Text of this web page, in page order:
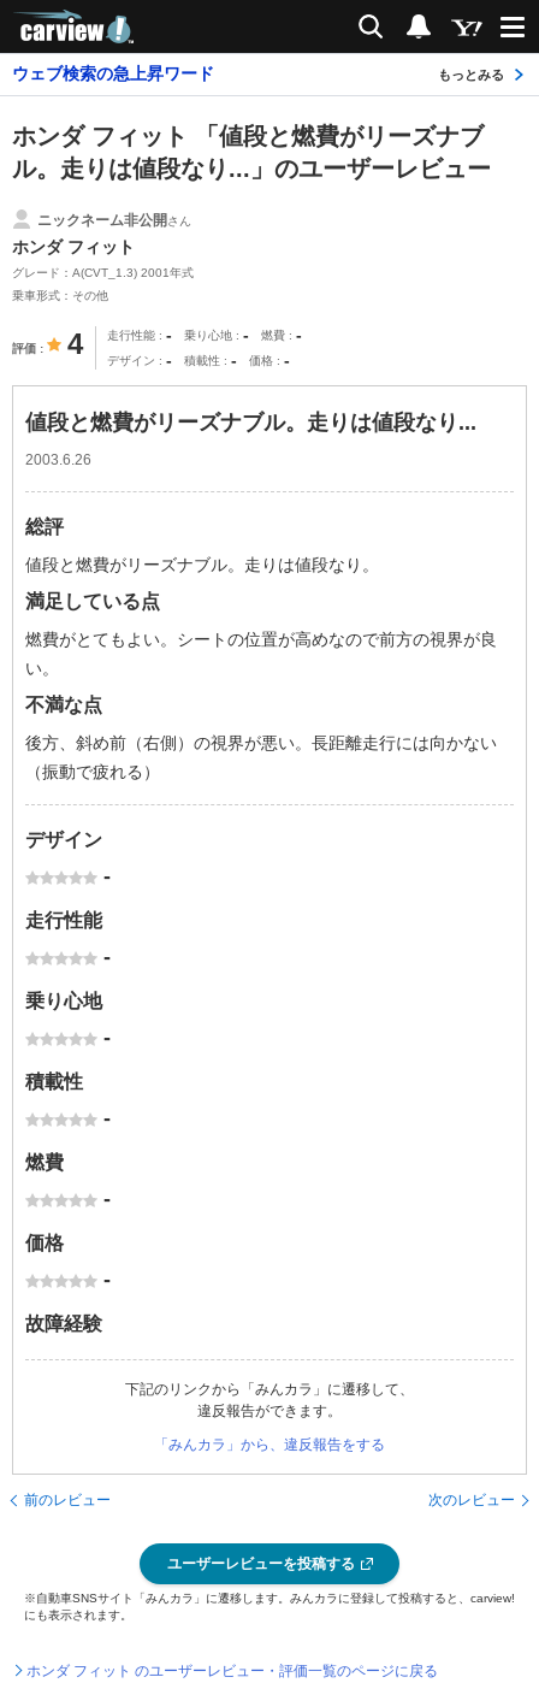
検索 通知
ウェブ検索の急上昇ワード もっとみる
ホンダ フィット 「値段と燃費がリーズナブ
ル。走りは値段なり...」のユーザーレビュー
ニックネーム非公開さん
ホンダ フィット
グレード：A(CVT_1.3) 2001年式
乗車形式：その他
評価 4 走行性能 - 乗り心地 - 燃費 -
デザイン - 積載性 - 価格 -
値段と燃費がリーズナブル。走りは値段なり...
2003.6.26
総評
値段と燃費がリーズナブル。走りは値段なり。
満足している点
燃費がとてもよい。シートの位置が高めなので前方の視界が良
い。
不満な点
後方、斜め前（右側）の視界が悪い。長距離走行には向かない
（振動で疲れる）
デザイン
-
走行性能
-
乗り心地
-
積載性
-
燃費
-
価格
-
故障経験
下記のリンクから「みんカラ」に遷移して、
違反報告ができます。
「みんカラ」から、違反報告をする
前のレビュー 次のレビュー
ユーザーレビューを投稿する
※自動車SNSサイト「みんカラ」に遷移します。みんカラに登録して投稿すると、carview!
にも表示されます。
ホンダ フィット のユーザーレビュー・評価一覧のページに戻る